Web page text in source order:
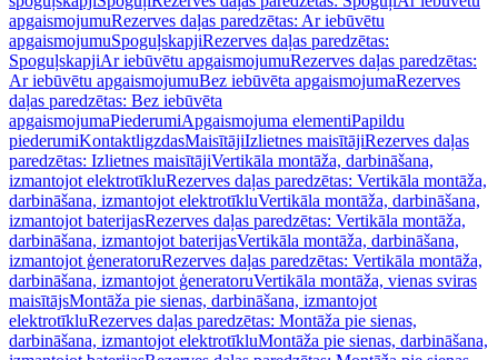
apgaismojumuRezerves daļas paredzētas: Ar iebūvētu
apgaismojumuSpoguļskapjiRezerves daļas paredzētas:
SpoguļskapjiAr iebūvētu apgaismojumuRezerves daļas paredzētas:
Ar iebūvētu apgaismojumuBez iebūvēta apgaismojumaRezerves
daļas paredzētas: Bez iebūvēta
apgaismojumaPiederumiApgaismojuma elementiPapildu
piederumiKontaktligzdasMaisītājiIzlietnes maisītājiRezerves daļas
paredzētas: Izlietnes maisītājiVertikāla montāža, darbināšana,
izmantojot elektrotīkluRezerves daļas paredzētas: Vertikāla montāža,
darbināšana, izmantojot elektrotīkluVertikāla montāža, darbināšana,
izmantojot baterijasRezerves daļas paredzētas: Vertikāla montāža,
darbināšana, izmantojot baterijasVertikāla montāža, darbināšana,
izmantojot ģeneratoruRezerves daļas paredzētas: Vertikāla montāža,
darbināšana, izmantojot ģeneratoruVertikāla montāža, vienas sviras
maisītājsMontāža pie sienas, darbināšana, izmantojot
elektrotīkluRezerves daļas paredzētas: Montāža pie sienas,
darbināšana, izmantojot elektrotīkluMontāža pie sienas, darbināšana,